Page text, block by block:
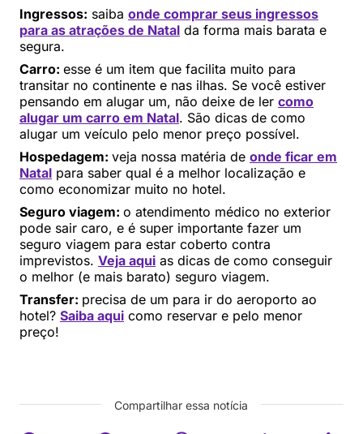
Ingressos: saiba onde comprar seus ingressos
para as atrações de Natal da forma mais barata e
segura.
Carro: esse é um item que facilita muito para
transitar no continente e nas ilhas. Se você estiver
pensando em alugar um, não deixe de ler como
alugar um carro em Natal. São dicas de como
alugar um veículo pelo menor preço possível.
Hospedagem: veja nossa matéria de onde ficar em
Natal para saber qual é a melhor localização e
como economizar muito no hotel.
Seguro viagem: o atendimento médico no exterior
pode sair caro, e é super importante fazer um
seguro viagem para estar coberto contra
imprevistos. Veja aqui as dicas de como conseguir
o melhor (e mais barato) seguro viagem.
Transfer: precisa de um para ir do aeroporto ao
hotel? Saiba aqui como reservar e pelo menor
preço!
Compartilhar essa notícia